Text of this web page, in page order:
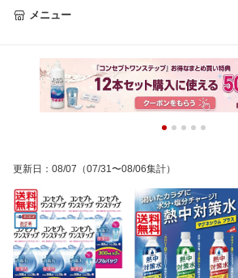
メニュー
更新日 ： 08/07 （07/31〜08/06集計）